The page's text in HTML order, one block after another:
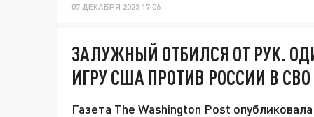
07 ДЕКАБРЯ 2023 17:06
ЗАЛУЖНЫЙ ОТБИЛСЯ ОТ РУК.
ИГРУ США ПРОТИВ РОССИИ В СВО
Газета The Washington Post